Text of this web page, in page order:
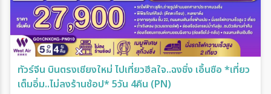
ทัวร์จีน บินตรงเชียงใหม่ ไปเที่ยวฮีลใจ..ฉงชิ่ง เอิ้นซือ *เที่ยว
เต็มอิ่ม..ไม่ลงร้านช้อป* 5วัน 4คืน (PN)